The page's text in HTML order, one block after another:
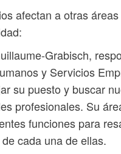
afectan a otras
Grabisch,
y Servicios
su puesto y buscar
profesionales. Su
funciones para
cada una de ellas.